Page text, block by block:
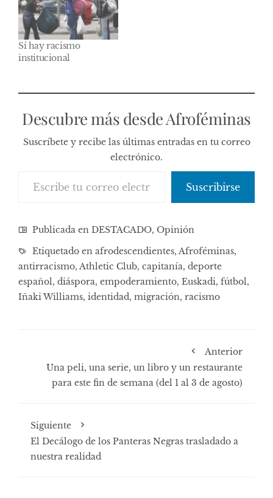
Sí hay racismo
institucional
Descubre más desde Afroféminas
Suscríbete y recibe las últimas entradas en tu correo
electrónico.
Suscribirse
Publicada en DESTACADO, Opinión
Etiquetado en afrodescendientes, Afroféminas,
antirracismo, Athletic Club, capitanía, deporte
español, diáspora, empoderamiento, Euskadi, fútbol,
Iñaki Williams, identidad, migración, racismo
Anterior
Una peli, una serie, un libro y un restaurante
para este fin de semana (del 1 al 3 de agosto)
Siguiente
El Decálogo de los Panteras Negras trasladado a
nuestra realidad